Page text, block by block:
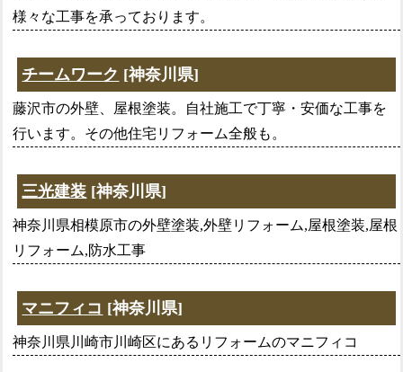
様々な工事を承っております。
チームワーク [神奈川県]
藤沢市の外壁、屋根塗装。自社施工で丁寧・安価な工事を
行います。その他住宅リフォーム全般も。
三光建装 [神奈川県]
神奈川県相模原市の外壁塗装,外壁リフォーム,屋根塗装,屋根
リフォーム,防水工事
マニフィコ [神奈川県]
神奈川県川崎市川崎区にあるリフォームのマニフィコ